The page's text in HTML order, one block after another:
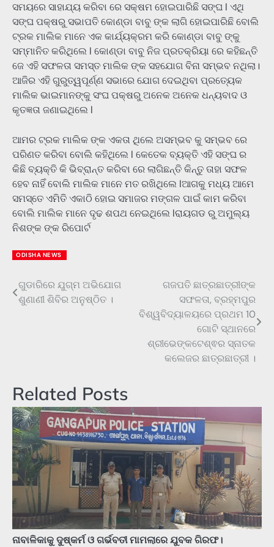
ସମୟରେ ସାହାଯ୍ୟ କରିବା ରେ ସକ୍ଷମ ହୋଇପାରିଛି ସଙ୍ଘ l ଏଥି
ସଙ୍ଘ ପକ୍ଷରୁ ସଭାପତି କୋଣ୍ଡା ବାବୁ ଙ୍କ ଲାଗି ହୋଇପାରିଛି ବୋଲି
ଟ୍ରକ ମାଲିକ ମାନେ ଏକ କାର୍ଯ୍ୟକ୍ରମ କରି କୋଣ୍ଡା ବାବୁ ଙ୍କୁ
ସମ୍ମାନିତ କରିଥିଲେ l କୋଣ୍ଡା ବାବୁ ନିଜ ପ୍ରତକ୍ରିୟା ରେ କହିଛନ୍ତି
ଜେ ଏହି ସଫଳତା ସମସ୍ତ ମାଲିକ ଙ୍କ ସହଯୋଗ ବିନା ସମ୍ଭବ ନଥିଲା।
ଆଜିର ଏହି ଗୁରୁତ୍ୱପୂର୍ଣ୍ଣ ସଭାରେ ଯୋଗ ଦେଇଥିବା ପ୍ରତ୍ୟେକ
ମାଲିକ ଭାଇମାନଙ୍କୁ ସଂଘ ପକ୍ଷରୁ ଅନେକ ଅନେକ ଧନ୍ୟବାଦ ଓ
କୃତଜ୍ଞତା ଜଣାଇଥିଲେ l
ଆମର ଟ୍ରକ ମାଲିକ ଙ୍କ ଏକତା ଥିଲେ ଅସମ୍ଭବ କୁ ସମ୍ଭବ ରେ
ପରିଣତ କରିବା ବୋଲି କହିଥିଲେ l କେତେକ ବ୍ୟକ୍ତି ଏହି ସଙ୍ଘ ର
କିଛି ବ୍ୟକ୍ତି କି ଭିବ୍ରାନ୍ତ କରିବା ରେ ଲାଗିଛନ୍ତି କିନ୍ତୁ ତାହା ସଫଳ
ହେବ ନାହିଁ ବୋଲି ମାଲିକ ମାନେ ମତ ରଖିଥିଲେ lଆଗକୁ ମଧ୍ୟ ଆମେ
ସମସ୍ତେ ଏମିତି ଏକାଠି ହୋଇ ସମାଜର ମଙ୍ଗଳ ପାଇଁ କାମ କରିବା
ବୋଲି ମାଲିକ ମାନେ ଦୃଢ ଶପଥ ନେଇଥିଲେ lରାୟଗଡ ରୁ ଅମୁଲ୍ୟ
ନିଶଙ୍କ ଙ୍କ ରିପୋର୍ଟ
ODISHA NEWS
Post
navigation
ଗୁଡାରିରେ ଯୁଗ୍ମ ଅଭିଯୋଗ
ଶୁଣାଣୀ ଶିବିର ଅନୁଷ୍ଠିତ ।
ଗଜପତି ଛାତ୍ରଛାତ୍ରୀଙ୍କ
ସଫଳତା, ବ୍ରହ୍ମପୁର
ବିଶ୍ୱବିଦ୍ୟାଳୟରେ ପ୍ରଥମ 10
ଗୋଟି ସ୍ଥାନରେ
ଶ୍ରୀଭେଙ୍କଟେଶ୍ଵର ସ୍ନାତକ
କଲେଜର ଛାତ୍ରଛାତ୍ରୀ ।
Related Posts
ନାବାଳିକାକୁ ଦୁଷ୍କର୍ମ ଓ ଗର୍ଭବତୀ ମାମଲାରେ ଯୁବକ ଗିରଫ।